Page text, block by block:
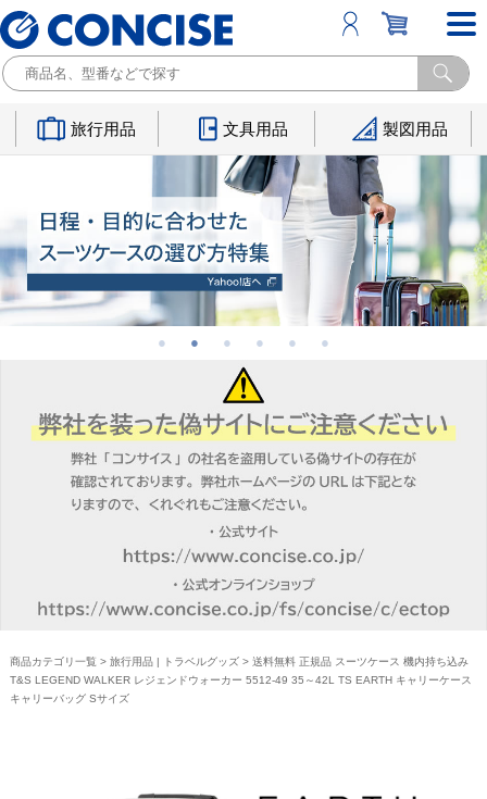
旅行用品 文具用品 製図用品
商品カテゴリ一覧 > 旅行用品 | トラベルグッズ> 送料無料 正規品 スーツケース 機内持ち込み
T&S LEGEND WALKER レジェンドウォーカー 5512-49 35～42L TS EARTH キャリーケース
キャリーバッグ Sサイズ